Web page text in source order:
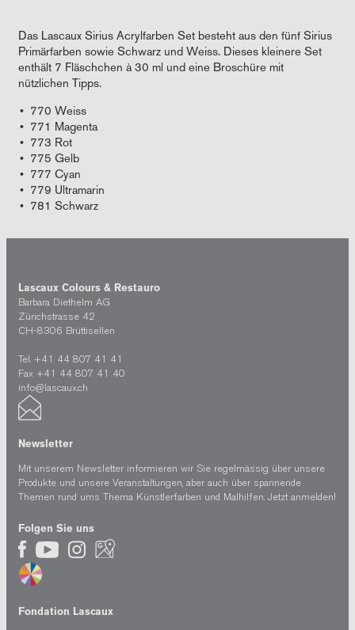
Das Lascaux Sirius Acrylfarben Set besteht aus den fünf Sirius
Primärfarben sowie Schwarz und Weiss. Dieses kleinere Set
enthält 7 Fläschchen à 30 ml und eine Broschüre mit
nützlichen Tipps.
770 Weiss
771 Magenta
773 Rot
775 Gelb
777 Cyan
779 Ultramarin
781 Schwarz
Lascaux Colours & Restauro
Barbara Diethelm AG
Zürichstrasse 42
CH-8306 Brüttisellen
Tel. +41 44 807 41 41
Fax +41 44 807 41 40
info@lascaux.ch
Newsletter
Mit unserem Newsletter informieren wir Sie regelmässig über unsere
Produkte und unsere Veranstaltungen, aber auch über spannende
Themen rund ums Thema Künstlerfarben und Malhilfen. Jetzt anmelden!
Folgen Sie uns
Fondation Lascaux